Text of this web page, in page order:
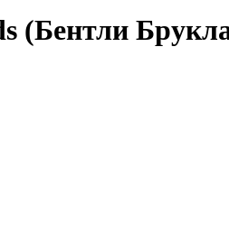
(Бентли